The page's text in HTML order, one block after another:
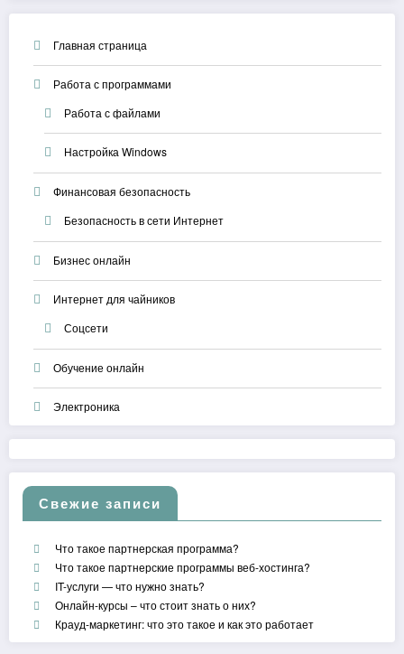
Главная страница
Работа с программами
Работа с файлами
Настройка Windows
Финансовая безопасность
Безопасность в сети Интернет
Бизнес онлайн
Интернет для чайников
Соцсети
Обучение онлайн
Электроника
Свежие записи
Что такое партнерская программа?
Что такое партнерские программы веб-хостинга?
IT-услуги — что нужно знать?
Онлайн-курсы – что стоит знать о них?
Крауд-маркетинг: что это такое и как это работает